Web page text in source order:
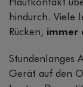
Hautkontakt
hindurch. Viele
Rücken, immer
Stundenlanges
Gerät auf den